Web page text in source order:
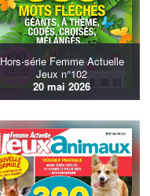
Hors-série Femme Actuelle
Jeux n°102
20 mai 2026